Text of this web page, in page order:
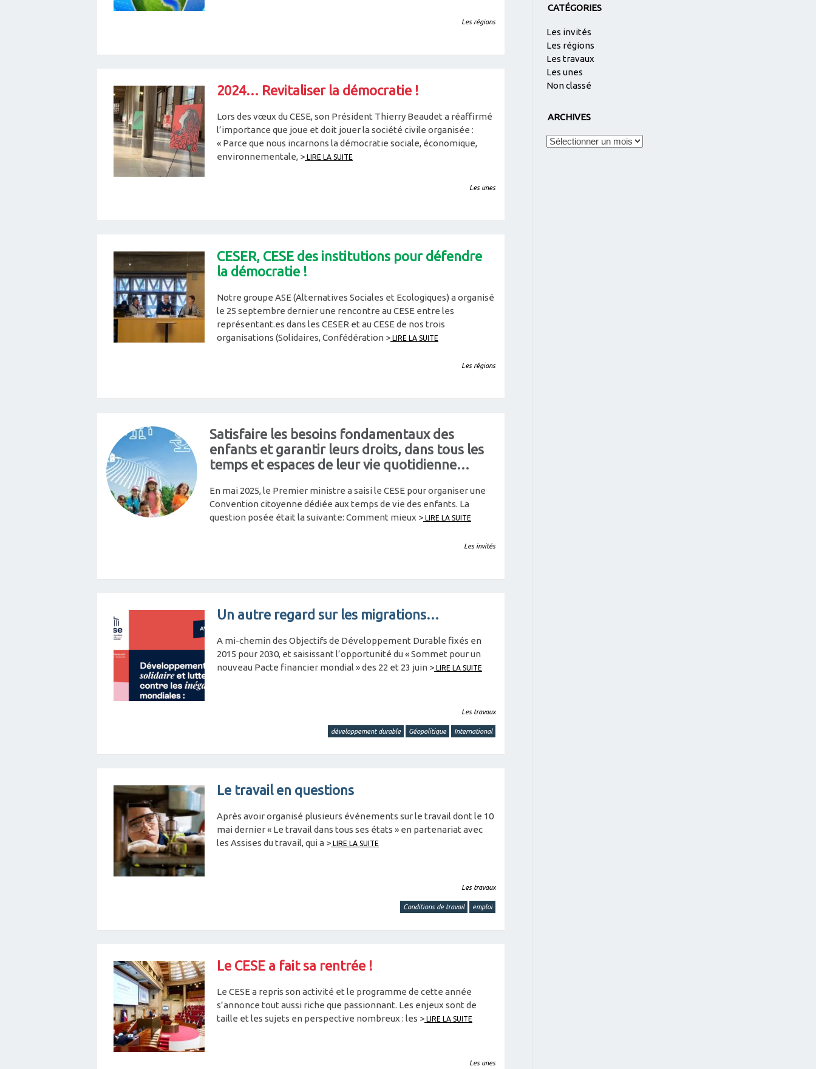
Les régions
2024… Revitaliser la démocratie !
Lors des vœux du CESE, son Président Thierry Beaudet a réaffirmé
l’importance que joue et doit jouer la société civile organisée :
« Parce que nous incarnons la démocratie sociale, économique,
environnementale, > LIRE LA SUITE
Les unes
CESER, CESE des institutions pour défendre
la démocratie !
Notre groupe ASE (Alternatives Sociales et Ecologiques) a organisé
le 25 septembre dernier une rencontre au CESE entre les
représentant.es dans les CESER et au CESE de nos trois
organisations (Solidaires, Confédération > LIRE LA SUITE
Les régions
Satisfaire les besoins fondamentaux des
enfants et garantir leurs droits, dans tous les
temps et espaces de leur vie quotidienne…
En mai 2025, le Premier ministre a saisi le CESE pour organiser une
Convention citoyenne dédiée aux temps de vie des enfants. La
question posée était la suivante: Comment mieux > LIRE LA SUITE
Les invités
Un autre regard sur les migrations…
A mi-chemin des Objectifs de Développement Durable fixés en
2015 pour 2030, et saisissant l’opportunité du « Sommet pour un
nouveau Pacte financier mondial » des 22 et 23 juin > LIRE LA SUITE
Les travaux
développement durable Géopolitique International
Le travail en questions
Après avoir organisé plusieurs événements sur le travail dont le 10
mai dernier « Le travail dans tous ses états » en partenariat avec
les Assises du travail, qui a > LIRE LA SUITE
Les travaux
Conditions de travail emploi
Le CESE a fait sa rentrée !
Le CESE a repris son activité et le programme de cette année
s’annonce tout aussi riche que passionnant. Les enjeux sont de
taille et les sujets en perspective nombreux : les > LIRE LA SUITE
Les unes
CATÉGORIES
Les invités
Les régions
Les travaux
Les unes
Non classé
ARCHIVES
Archives